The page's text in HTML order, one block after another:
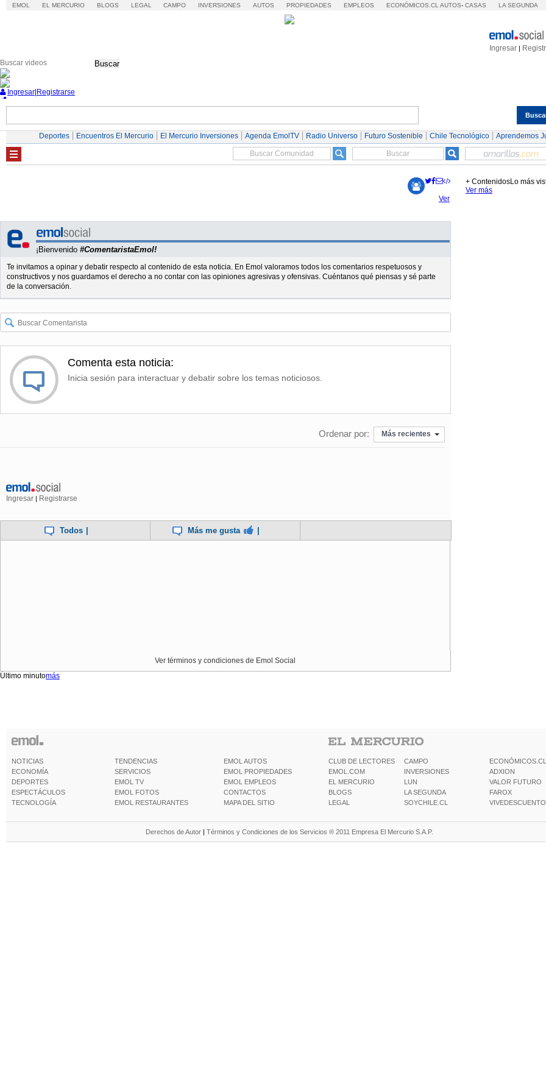
EMOL EL MERCURIO BLOGS LEGAL CAMPO INVERSIONES AUTOS PROPIEDADES EMPLEOS ECONÓMICOS.CL AUTOS- CASAS LA SEGUNDA
Ingresar |
Buscar
Ingresar Registrarse
Deportes Encuentros El Mercurio El Mercurio Inversiones Agenda EmolTV Radio Universo Futuro Sostenible Chile Tecnológico Aprendemos
¡Bienvenido #ComentaristaEmol!
Te invitamos a opinar y debatir respecto al contenido de esta noticia. En Emol valoramos todos los comentarios respetuosos y
constructivos y nos guardamos el derecho a no contar con las opiniones agresivas y ofensivas. Cuéntanos qué piensas y sé parte
de la conversación.
Comenta esta noticia:
Inicia sesión para interactuar y debatir sobre los temas noticiosos.
Ordenar por: Más recientes
Ingresar | Registrarse
Todos | Más me gusta |
Ver términos y condiciones de Emol Social
Último minuto
Ver
más
Lo más
+ Contenidos
Ver más
NOTICIAS
ECONOMÍA
DEPORTES
ESPECTÁCULOS
TECNOLOGÍA
TENDENCIAS
SERVICIOS
EMOL TV
EMOL FOTOS
EMOL RESTAURANTES
EMOL AUTOS
EMOL PROPIEDADES
EMOL EMPLEOS
CONTACTOS
MAPA DEL SITIO
CLUB DE LECTORES
EMOL.COM
EL MERCURIO
BLOGS
LEGAL
CAMPO
INVERSIONES
LUN
LA SEGUNDA
SOYCHILE.CL
ECONÓMICOS.CL
ADXION
VALOR FUTURO
FAROX
Derechos de Autor | Términos y Condiciones de los Servicios ® 2011 Empresa El Mercurio S.A.P.